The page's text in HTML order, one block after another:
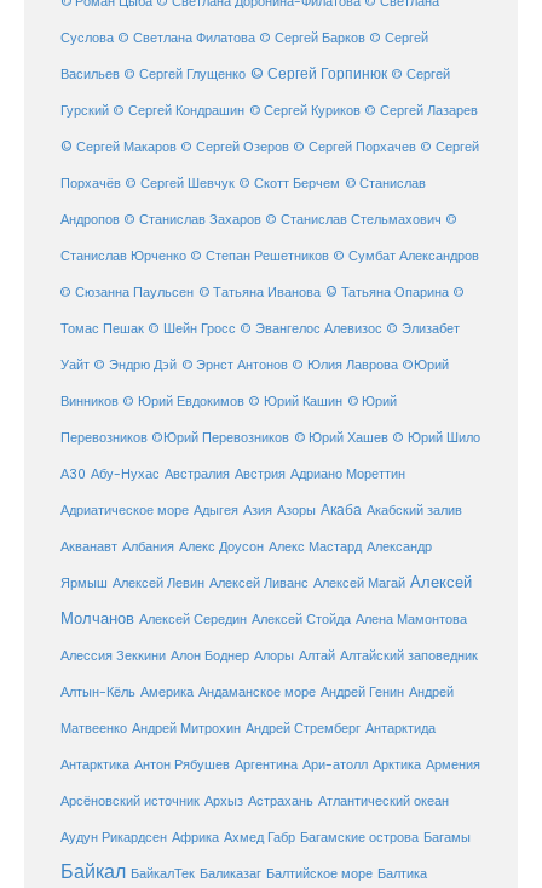
Суслова © Светлана Филатова © Сергей Барков © Сергей
Васильев © Сергей Глущенко © Сергей Горпинюк © Сергей
Гурский © Сергей Кондрашин © Сергей Куриков © Сергей Лазарев
© Сергей Макаров © Сергей Озеров © Сергей Порхачев © Сергей
Порхачёв © Сергей Шевчук © Скотт Берчем © Станислав
Андропов © Станислав Захаров © Станислав Стельмахович ©
Станислав Юрченко © Степан Решетников © Сумбат Александров
© Сюзанна Паульсен © Татьяна Иванова © Татьяна Опарина ©
Томас Пешак © Шейн Гросс © Эвангелос Алевизос © Элизабет
Уайт © Эндрю Дэй © Эрнст Антонов © Юлия Лаврова ©Юрий
Винников © Юрий Евдокимов © Юрий Кашин © Юрий
Перевозников ©Юрий Перевозников © Юрий Хашев © Юрий Шило
А30 Абу-Нухас Австралия Австрия Адриано Мореттин
Адриатическое море Адыгея Азия Азоры Акаба Акабский залив
Акванавт Албания Алекс Доусон Алекс Мастард Александр
Ярмыш Алексей Левин Алексей Ливанс Алексей Магай Алексей
Молчанов Алексей Середин Алексей Стойда Алена Мамонтова
Алессия Зеккини Алон Боднер Алоры Алтай Алтайский заповедник
Алтын-Кёль Америка Андаманское море Андрей Генин Андрей
Матвеенко Андрей Митрохин Андрей Стремберг Антарктида
Антарктика Антон Рябушев Аргентина Ари-атолл Арктика Армения
Арсёновский источник Архыз Астрахань Атлантический океан
Аудун Рикардсен Африка Ахмед Габр Багамские острова Багамы
Байкал БайкалТек Баликазаг Балтийское море Балтика